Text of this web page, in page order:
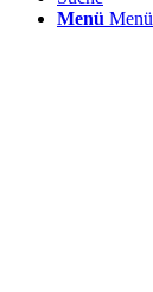
Menü Menü